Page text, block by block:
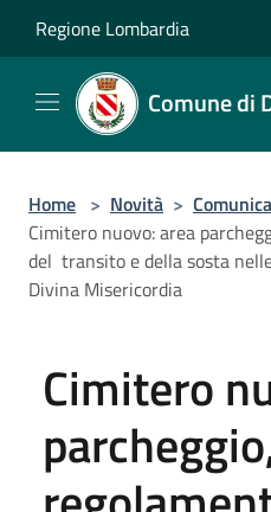
Regione Lombardia
Comune di
Home > Novità >
Cimitero nuovo: area
del transito e della sosta
Divina Misericordia
Cimitero